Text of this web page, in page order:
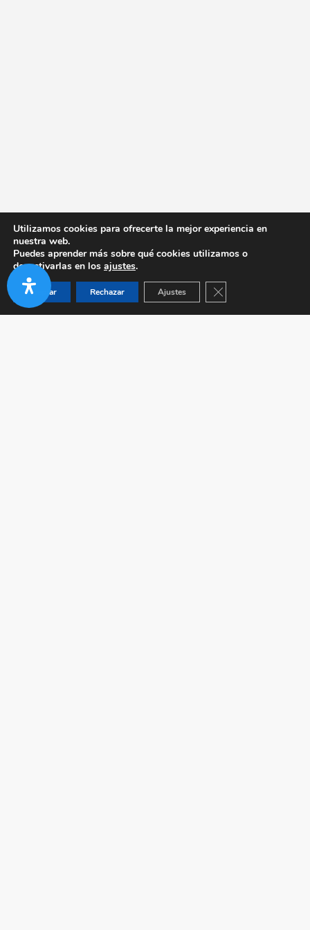
Utilizamos cookies para ofrecerte la mejor experiencia en
nuestra web.
Puedes aprender más sobre qué cookies utilizamos o
desactivarlas en los ajustes.
Aceptar Rechazar Ajustes Cerrar el banner de